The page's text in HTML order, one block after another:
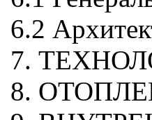
6.2
7.
8.